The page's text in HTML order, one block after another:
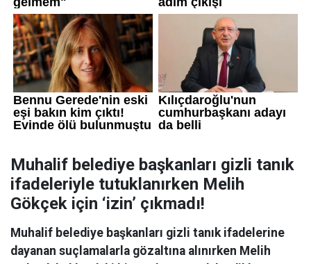
Muhalif belediye başkanları gizli tanık
ifadeleriyle tutuklanırken Melih
Gökçek için ‘izin’ çıkmadı!
Muhalif belediye başkanları gizli tanık ifadelerine
dayanan suçlamalarla gözaltına alınırken Melih